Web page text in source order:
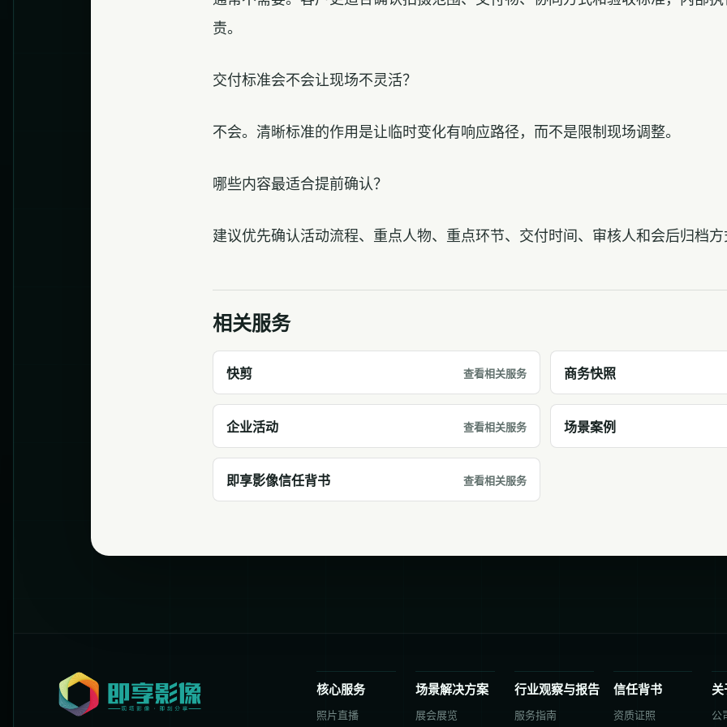
责。
交付标准会不会让现场不灵活？
不会。清晰标准的作用是让临时变化有响应路径，而不是限制现场调整。
哪些内容最适合提前确认？
建议优先确认活动流程、重点人物、重点环节、交付时间、审核人和会后归档方
相关服务
快剪 查看相关服务 商务快照
企业活动 查看相关服务 场景案例
即享影像信任背书 查看相关服务
核心服务
照片直播
场景解决方案
展会展览
行业观察与报告
服务指南
信任背书
资质证照
关
公